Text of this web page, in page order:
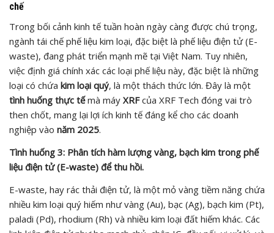
chế
Trong bối cảnh kinh tế tuần hoàn ngày càng được chú trọng,
ngành tái chế phế liệu kim loại, đặc biệt là phế liệu điện tử (E-
waste), đang phát triển mạnh mẽ tại Việt Nam. Tuy nhiên,
việc định giá chính xác các loại phế liệu này, đặc biệt là những
loại có chứa kim loại quý, là một thách thức lớn. Đây là một
tình huống thực tếmà máy XRFcủa XRF Tech đóng vai trò
then chốt, mang lại lợi ích kinh tế đáng kể cho các doanh
nghiệp vào năm 2025.
Tình huống 3: Phân tích hàm lượng vàng, bạch kim trong phế
liệu điện tử (E-waste) để thu hồi.
E-waste, hay rác thải điện tử, là một mỏ vàng tiềm năng chứa
nhiều kim loại quý hiếm như vàng (Au), bạc (Ag), bạch kim (Pt),
paladi (Pd), rhodium (Rh) và nhiều kim loại đất hiếm khác. Các